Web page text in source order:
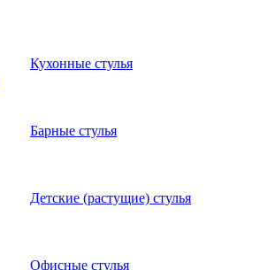
Кухонные стулья
Барные стулья
Детские (растущие) стулья
Офисные стулья